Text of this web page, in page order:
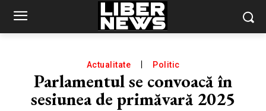
Actualitate Politic
Parlamentul se convoacă în
sesiunea de primăvară 2025